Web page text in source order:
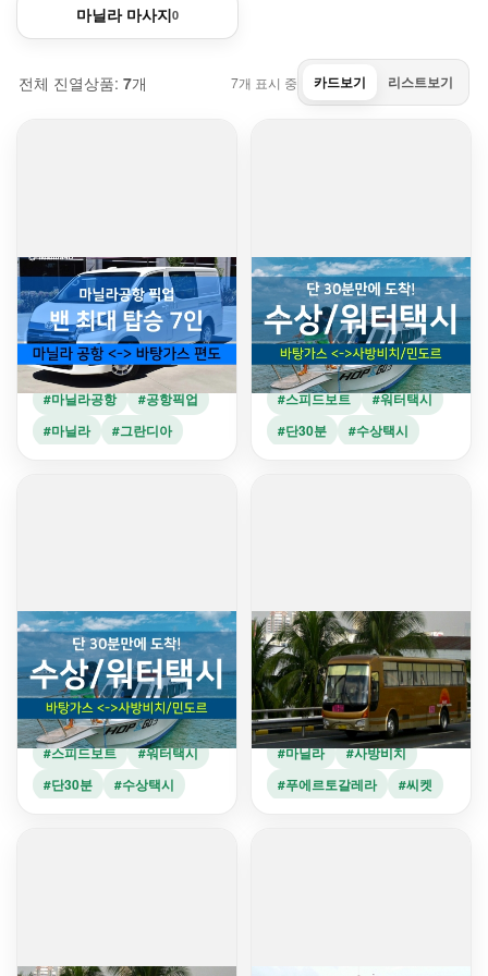
마닐라 마사지0
전체 진열상품: 7개 7개 표시 중 카드보기 리스트보기
민도르
마닐라 공항에서 바탕가스항
구 편도 픽업샌딩 단독 밴 서
비스 (최대 7인) + 기사
170,000원
#마닐라공항
#공항픽업
#마닐라
#그란디아
민도르
[단독] 수상워터택시/스피드
보트 바탕가스항구 <--> 민
도르 사방비치/푸에르토갈레
라
350,000원
#스피드보트
#워터택시
#단30분
#수상택시
민도르
[조인] 수상워터택시/스피드
보트 바탕가스항구 <--> 민
도르 사방비치/푸에르토갈레
라
75,000원
#스피드보트
#워터택시
#단30분
#수상택시
민도르
씨캇버스, 시캇페리 (Si-kat
Ferris) 성인 편도: 마닐라에
서 사방비치, 화이트비치(푸
에르토 칼레라)까지 한번에
51,000원
#마닐라
#사방비치
#푸에르토갈레라
#씨켓